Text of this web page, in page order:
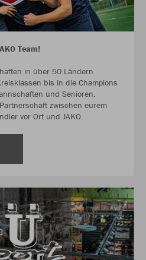
Team!
in über 50 Ländern
bis in die Champions
und Senioren.
zwischen eurem
vor Ort und JAKO.